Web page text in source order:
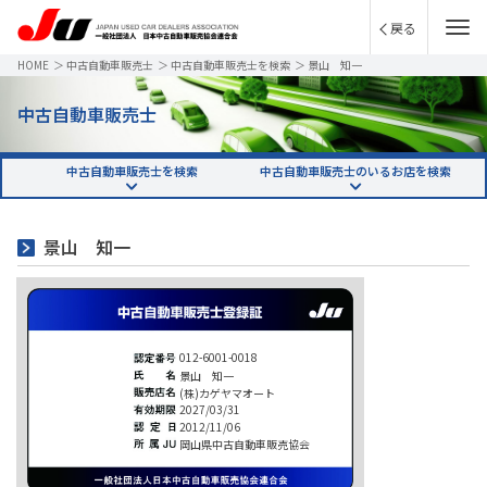
戻る
HOME ＞ 中古自動車販売士 ＞ 中古自動車販売士を検索 ＞ 景山 知一
中古自動車販売士
中古自動車販売士を検索 中古自動車販売士のいるお店を検索
景山 知一
012-6001-0018
景山 知一
(株)カゲヤマオート
2027/03/31
2012/11/06
岡山県中古自動車販売協会